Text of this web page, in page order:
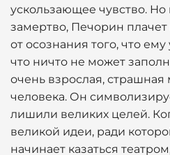
ускользающее чувство. Но
замертво, Печорин
от осознания того, что
что ничто не может
очень взрослая,
человека. Он
лишили великих целей.
великой идеи, ради
начинает казаться